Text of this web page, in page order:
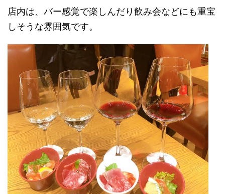
店内は、バー感覚で楽しんだり飲み会などにも重宝
しそうな雰囲気です。